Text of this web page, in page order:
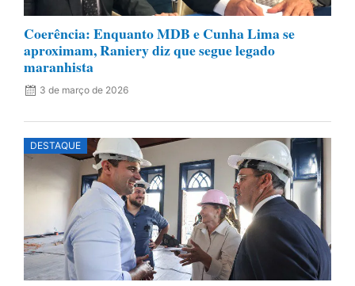
Coerência: Enquanto MDB e Cunha Lima se
aproximam, Raniery diz que segue legado
maranhista
3 de março de 2026
DESTAQUE